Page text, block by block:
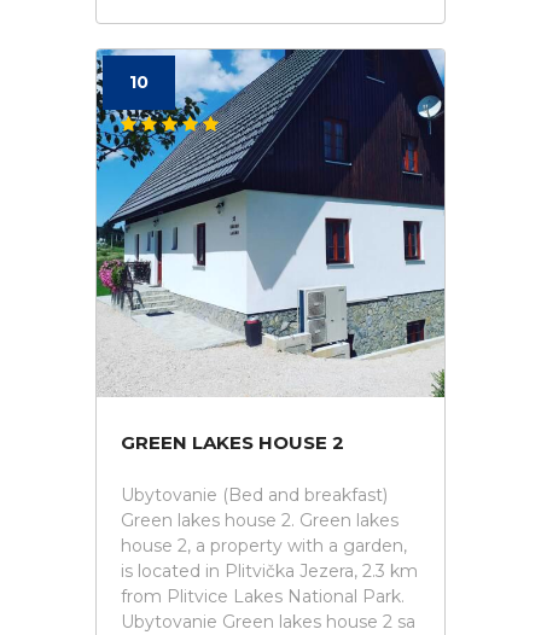
10
GREEN LAKES HOUSE 2
Ubytovanie (Bed and breakfast)
Green lakes house 2. Green lakes
house 2, a property with a garden,
is located in Plitvička Jezera, 2.3 km
from Plitvice Lakes National Park.
Ubytovanie Green lakes house 2 sa